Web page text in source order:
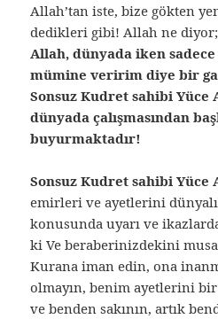
Allah’tan iste, bize gökten
dedikleri gibi! Allah ne
Allah, dünyada iken
mümine veririm diye bir
Sonsuz Kudret sahibi Yüce
dünyada çalışmasından
buyurmaktadır!
Sonsuz Kudret sahibi Yüce
emirleri ve ayetlerini
konusunda uyarı ve
ki Ve beraberinizdekini
Kurana iman edin, ona
olmayın, benim ayetlerini
ve benden sakının, artık